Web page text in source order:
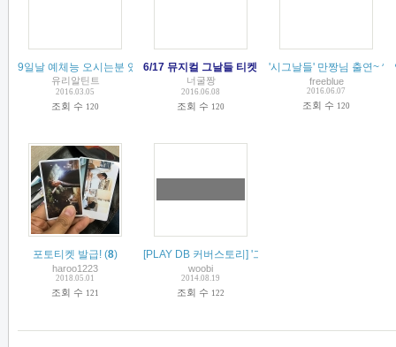
9일날 예체능 오시는분 있으세요? (11)
유리알틴트
2016.03.05
조회 수 120
6/17 뮤지컬 그날들 티켓 오픈~ (2)
너굴짱
2016.06.08
조회 수 120
'시그날들' 만짱님 출연~ ^^
freeblue
2016.06.07
조회 수 120
포토티켓 발급! (8)
haroo1223
2018.05.01
조회 수 121
[PLAY DB 커버스토리] '그녀들의 중심엔 우리가 있다
woobi
2014.08.19
조회 수 122